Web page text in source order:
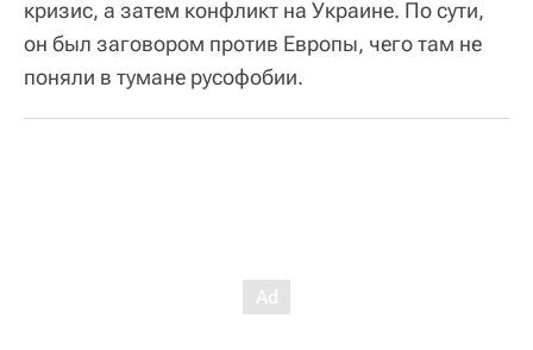
кризис, а затем конфликт на Украине. По сути,
он был заговором против Европы, чего там не
поняли в тумане русофобии.